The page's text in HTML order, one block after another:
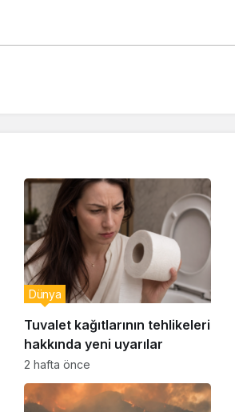
Tuvalet kağıtlarının tehlikeleri
hakkında yeni uyarılar
Dünya
2 hafta önce